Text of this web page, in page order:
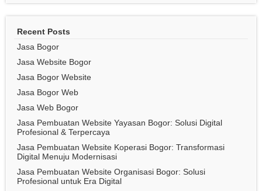
Recent Posts
Jasa Bogor
Jasa Website Bogor
Jasa Bogor Website
Jasa Bogor Web
Jasa Web Bogor
Jasa Pembuatan Website Yayasan Bogor: Solusi Digital
Profesional & Terpercaya
Jasa Pembuatan Website Koperasi Bogor: Transformasi
Digital Menuju Modernisasi
Jasa Pembuatan Website Organisasi Bogor: Solusi
Profesional untuk Era Digital